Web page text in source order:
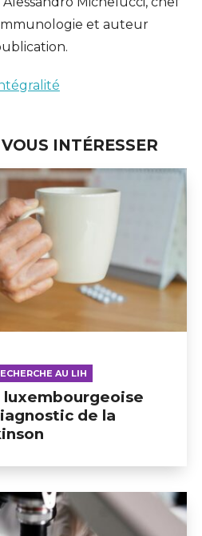
et auteur
INTÉRESSER
AU LIH
de la